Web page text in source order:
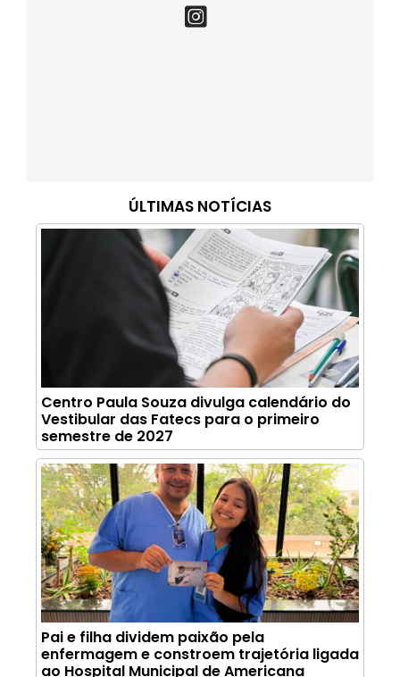
ÚLTIMAS NOTÍCIAS
Centro Paula Souza divulga calendário do
Vestibular das Fatecs para o primeiro
semestre de 2027
Pai e filha dividem paixão pela
enfermagem e constroem trajetória ligada
ao Hospital Municipal de Americana